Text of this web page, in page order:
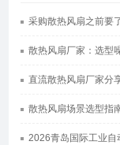
采购散热风扇之前要
散热风扇厂家：选型
2026青岛国际工业自